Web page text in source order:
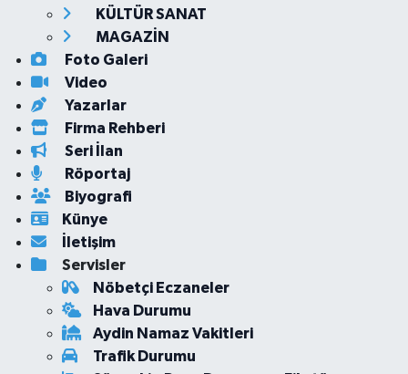
KÜLTÜR SANAT
MAGAZİN
Foto Galeri
Video
Yazarlar
Firma Rehberi
Seri İlan
Röportaj
Biyografi
Künye
İletişim
Servisler
Nöbetçi Eczaneler
Hava Durumu
Aydin Namaz Vakitleri
Trafik Durumu